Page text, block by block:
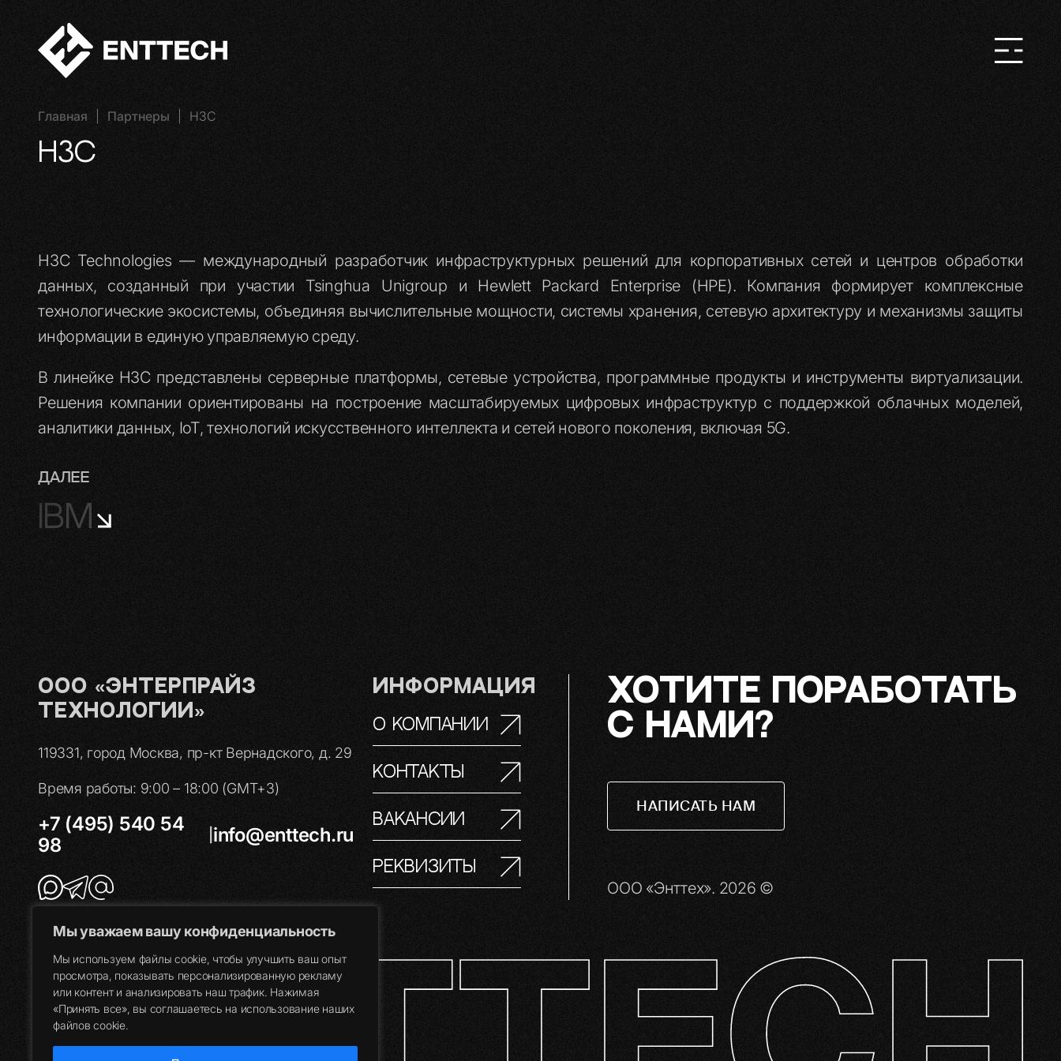
Мы уважаем вашу конфиденциальность
Мы используем файлы cookie, чтобы улучшить ваш опыт
просмотра, показывать персонализированную рекламу
или контент и анализировать наш трафик. Нажимая
«Принять все», вы соглашаетесь на использование наших
файлов cookie.
Главная Партнеры H3C
H3C
H3C Technologies — международный разработчик инфраструктурных решений для корпоративных сетей и центров обработки
данных, созданный при участии Tsinghua Unigroup и Hewlett Packard Enterprise (HPE). Компания формирует комплексные
технологические экосистемы, объединяя вычислительные мощности, системы хранения, сетевую архитектуру и механизмы защиты
информации в единую управляемую среду.
В линейке H3C представлены серверные платформы, сетевые устройства, программные продукты и инструменты виртуализации.
Решения компании ориентированы на построение масштабируемых цифровых инфраструктур с поддержкой облачных моделей,
аналитики данных, IoT, технологий искусственного интеллекта и сетей нового поколения, включая 5G.
ДАЛЕЕ
IBM
ООО «Энтерпрайз
Технологии»
119331, город Москва, пр-кт Вернадского, д. 29
Время работы: 9:00 – 18:00 (GMT+3)
+7 (495) 540 54
98
info@enttech.ru
Информация
О компании
Контакты
Вакансии
Реквизиты
ХОТИТЕ ПОРАБОТАТЬ
С НАМИ?
НАПИСАТЬ НАМ
ООО «Энттех». 2026 ©